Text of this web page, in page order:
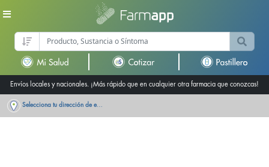
Envíos locales y nacionales. ¡Más rápido que en cualquier otra farmacia que conozcas!
Selecciona tu dirección de entrega